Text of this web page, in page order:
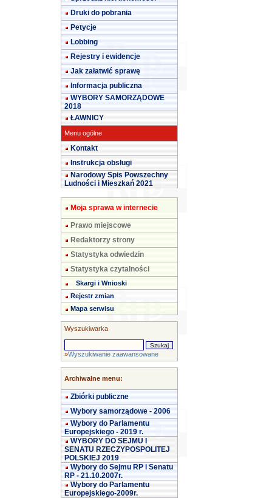
Druki do pobrania
Petycje
Lobbing
Rejestry i ewidencje
Jak załatwić sprawę
Informacja publiczna
WYBORY SAMORZĄDOWE
2018
ŁAWNICY
Menu ogólne
Kontakt
Instrukcja obsługi
Narodowy Spis Powszechny
Ludności i Mieszkań 2021
Moja sprawa w internecie
Prawo miejscowe
Redaktorzy strony
Statystyka odwiedzin
Statystyka czytalności
Skargi i Wnioski
Rejestr zmian
Mapa serwisu
Wyszukiwarka
»Wyszukiwanie zaawansowane
Archiwalne menu:
Zbiórki publiczne
Wybory samorządowe - 2006
Wybory do Parlamentu
Europejskiego - 2019 r.
WYBORY DO SEJMU I
SENATU RZECZYPOSPOLITEJ
POLSKIEJ 2019
Wybory do Sejmu RP i Senatu
RP - 21.10.2007r.
Wybory do Parlamentu
Europejskiego-2009r.